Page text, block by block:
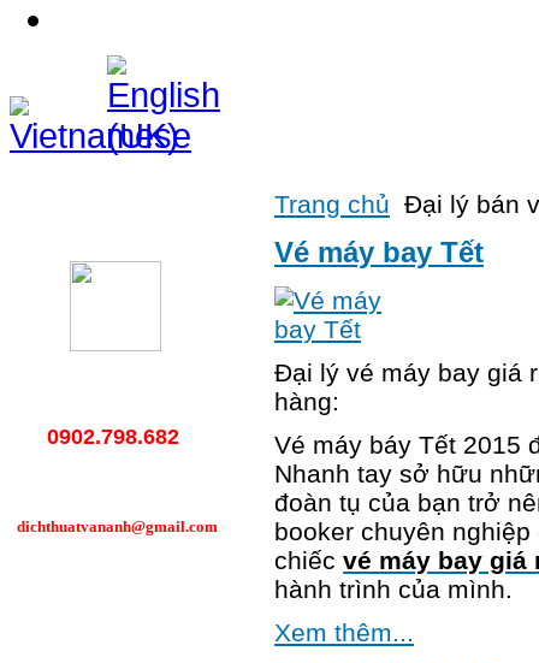
0902.798.682
dichthuatvananh@gmail.com
Trang chủ Đại lý bán
Vé máy bay Tết
Đại lý vé máy bay giá
hàng:
Vé máy báy Tết 2015
Nhanh tay sở hữu
đoàn tụ của bạn trở
booker chuyên
chiếc vé máy bay giá
hành trình của mình.
Xem thêm...